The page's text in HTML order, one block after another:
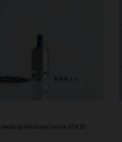
Rekavape Cocoon RTA SS